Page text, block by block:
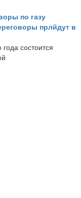
по газу
прлйдут в
состоится